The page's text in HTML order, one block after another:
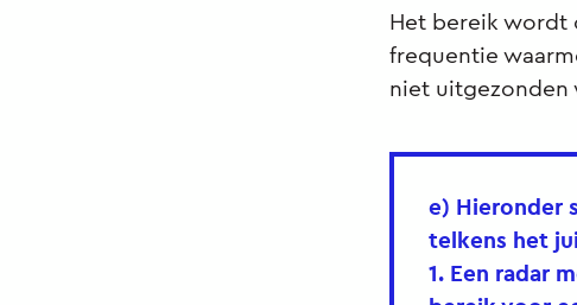
Het bereik wordt
frequentie
niet uitgezonden
e) Hieronder
telkens het
1. Een radar